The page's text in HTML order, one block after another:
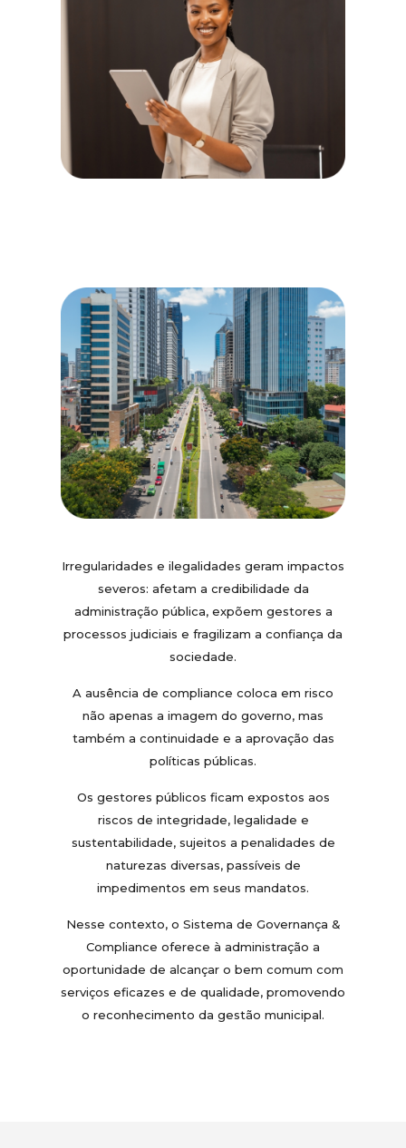
Irregularidades e ilegalidades geram impactos
severos: afetam a credibilidade da
administração pública, expõem gestores a
processos judiciais e fragilizam a confiança da
sociedade.
A ausência de compliance coloca em risco
não apenas a imagem do governo, mas
também a continuidade e a aprovação das
políticas públicas.
Os gestores públicos ficam expostos aos
riscos de integridade, legalidade e
sustentabilidade, sujeitos a penalidades de
naturezas diversas, passíveis de
impedimentos em seus mandatos.
Nesse contexto, o Sistema de Governança &
Compliance oferece à administração a
oportunidade de alcançar o bem comum com
serviços eficazes e de qualidade, promovendo
o reconhecimento da gestão municipal.